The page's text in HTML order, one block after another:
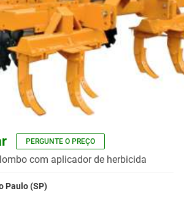
PERGUNTE O PREÇO
com aplicador de herbicida
Paulo (SP)